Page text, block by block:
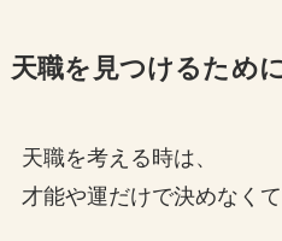
天職を見つけるため
天職を考える時は、
才能や運だけで決めなくて